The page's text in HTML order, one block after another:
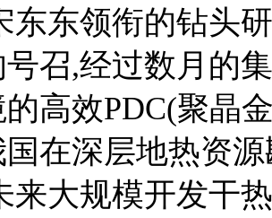
东东领衔的钻头
召,经过数月的
高效PDC(聚晶
在深层地热资
来大规模开发干